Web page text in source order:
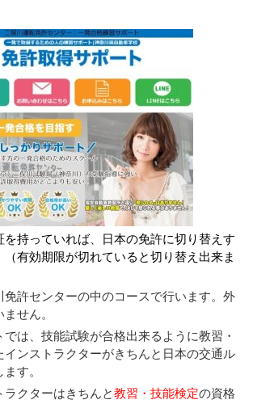
を持っていれば、日本の免許に切り替えす
（有効期限が切れていると切り替え出来ま
免許センターの中のコースで行います。外
せん。
は、技能試験が合格出来るように教習・
インストラクターがきちんと日本の交通ル
す。
ラクターはきちんと教習・技能検定の資格